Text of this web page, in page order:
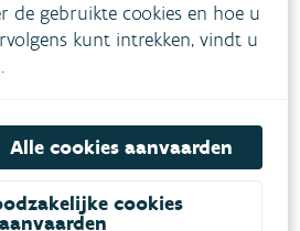
drijven boven op het water
tot roodbruine
laag die op het
drijft of er net onder
de gebruikte cookies en hoe u
kunt intrekken, vindt u
.
Alle cookies aanvaarden
cookies
aanvaarden